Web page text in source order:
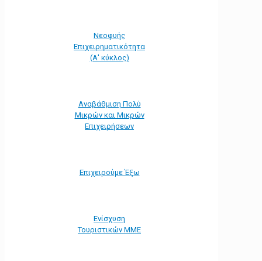
Νεοφυής
Επιχειρηματικότητα
(Α' κύκλος)
Αναβάθμιση Πολύ
Μικρών και Μικρών
Επιχειρήσεων
Επιχειρούμε Έξω
Ενίσχυση
Τουριστικών ΜΜΕ